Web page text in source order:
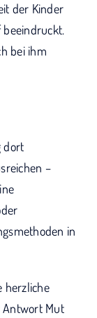
der Kinder
bei ihm
dort
–
in
herzliche
Antwort Mut